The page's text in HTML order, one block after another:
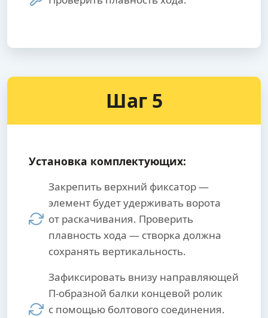
Шаг 5
Установка комплектующих:
Закрепить верхний фиксатор —
элемент будет удерживать ворота
от раскачивания. Проверить
плавность хода — створка должна
сохранять вертикальность.
Зафиксировать внизу направляющей
П-образной балки концевой ролик
с помощью болтового соединения.